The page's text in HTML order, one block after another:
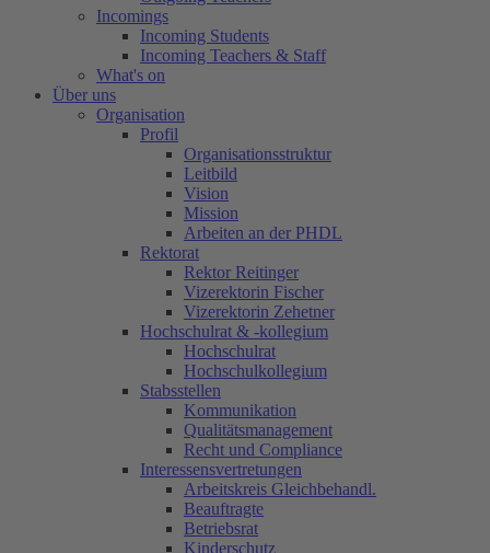
Incomings
Incoming Students
Incoming Teachers & Staff
What's on
Über uns
Organisation
Profil
Organisationsstruktur
Leitbild
Vision
Mission
Arbeiten an der PHDL
Rektorat
Rektor Reitinger
Vizerektorin Fischer
Vizerektorin Zehetner
Hochschulrat & -kollegium
Hochschulrat
Hochschulkollegium
Stabsstellen
Kommunikation
Qualitätsmanagement
Recht und Compliance
Interessensvertretungen
Arbeitskreis Gleichbehandl.
Beauftragte
Betriebsrat
Kinderschutz